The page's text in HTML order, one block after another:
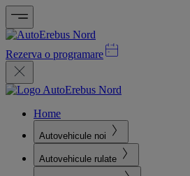
Rezerva o programare
Home
Autovehicule noi
Autovehicule rulate